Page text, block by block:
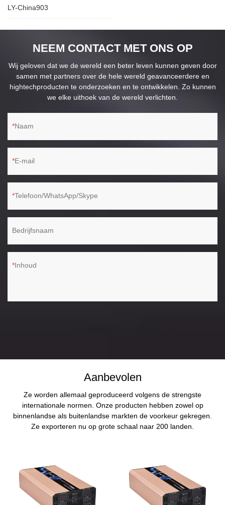
LY-China903
NEEM CONTACT MET ONS OP
Wij geloven dat we de wereld een beter leven kunnen geven door
samen met partners over de hele wereld geavanceerdere en
hightechproducten te onderzoeken en te ontwikkelen. Zo kunnen
we elke uithoek van de wereld verlichten.
Naam
E-mail
Telefoon/WhatsApp/Skype
Bedrijfsnaam
Inhoud
Aanbevolen
Ze worden allemaal geproduceerd volgens de strengste
internationale normen. Onze producten hebben zowel op
binnenlandse als buitenlandse markten de voorkeur gekregen.
Ze exporteren nu op grote schaal naar 200 landen.